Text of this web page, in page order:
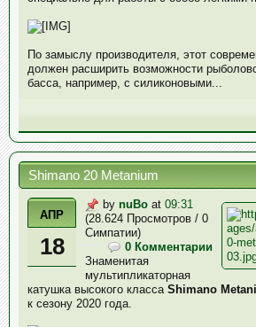
По замыслу производителя, этот
должен расширить возможности
басса, например, с силиконовыми...
Shimano 20 Metanium
АПР
18
by nuBo at 09:31
(28.624 Просмотров / 0
Симпатии)
0 Комментарии
Знаменитая
мультипликаторная
катушка высокого класса Shimano
к сезону 2020 года.